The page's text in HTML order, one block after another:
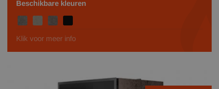
Beschikbare kleuren
Klik voor meer info